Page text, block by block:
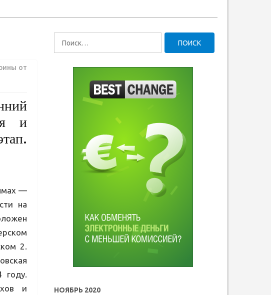
от
и
—
на
2.
году.
и
НОЯБРЬ 2020